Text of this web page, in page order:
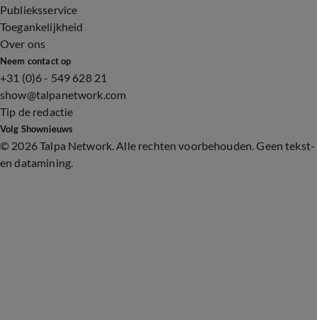
Publieksservice
Toegankelijkheid
Over ons
Neem contact op
+31 (0)6 - 549 628 21
show@talpanetwork.com
Tip de redactie
Volg Shownieuws
© 2026 Talpa Network. Alle rechten voorbehouden. Geen tekst-
en datamining.